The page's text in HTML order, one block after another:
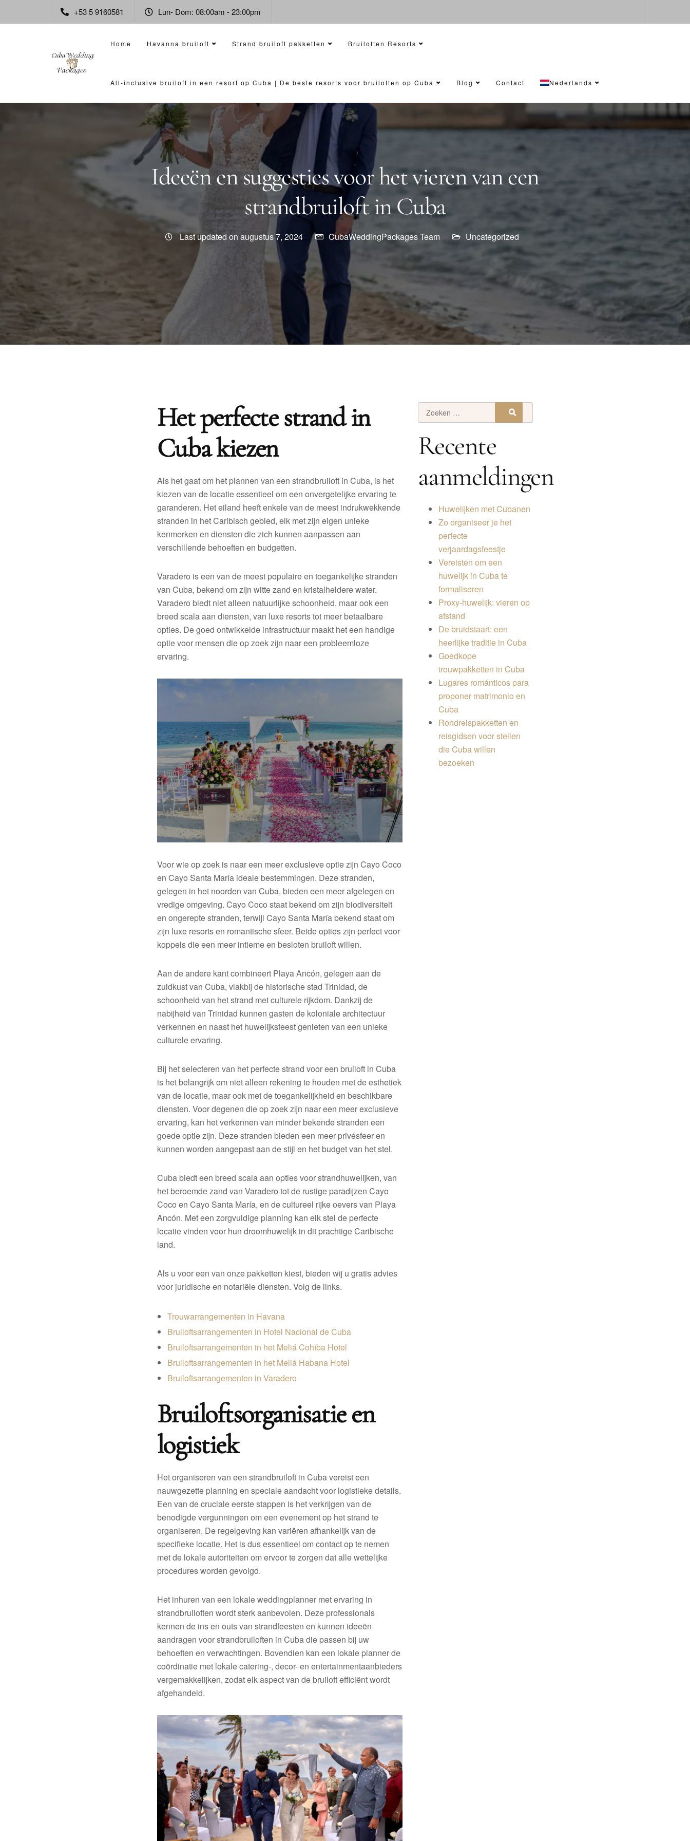
+53 5 9160581 Lun- Dom: 08:00am - 23:00pm
Home Havanna bruiloft Strand bruiloft pakketten Bruiloften Resorts
All-inclusive bruiloft in een resort op Cuba | De beste resorts voor bruiloften op Cuba Blog Contact Nederlands
Ideeën en suggesties voor het vieren van een
strandbruiloft in Cuba
Last updated on augustus 7, 2024 CubaWeddingPackages Team Uncategorized
Het perfecte strand in
Cuba kiezen
Als het gaat om het plannen van een strandbruiloft in Cuba, is het
kiezen van de locatie essentieel om een ​​onvergetelijke ervaring te
garanderen. Het eiland heeft enkele van de meest indrukwekkende
stranden in het Caribisch gebied, elk met zijn eigen unieke
kenmerken en diensten die zich kunnen aanpassen aan
verschillende behoeften en budgetten.
Varadero is een van de meest populaire en toegankelijke stranden
van Cuba, bekend om zijn witte zand en kristalheldere water.
Varadero biedt niet alleen natuurlijke schoonheid, maar ook een
breed scala aan diensten, van luxe resorts tot meer betaalbare
opties. De goed ontwikkelde infrastructuur maakt het een handige
optie voor mensen die op zoek zijn naar een probleemloze
ervaring.
Voor wie op zoek is naar een meer exclusieve optie zijn Cayo Coco
en Cayo Santa María ideale bestemmingen. Deze stranden,
gelegen in het noorden van Cuba, bieden een meer afgelegen en
vredige omgeving. Cayo Coco staat bekend om zijn biodiversiteit
en ongerepte stranden, terwijl Cayo Santa María bekend staat om
zijn luxe resorts en romantische sfeer. Beide opties zijn perfect voor
koppels die een meer intieme en besloten bruiloft willen.
Aan de andere kant combineert Playa Ancón, gelegen aan de
zuidkust van Cuba, vlakbij de historische stad Trinidad, de
schoonheid van het strand met culturele rijkdom. Dankzij de
nabijheid van Trinidad kunnen gasten de koloniale architectuur
verkennen en naast het huwelijksfeest genieten van een unieke
culturele ervaring.
Bij het selecteren van het perfecte strand voor een bruiloft in Cuba
is het belangrijk om niet alleen rekening te houden met de esthetiek
van de locatie, maar ook met de toegankelijkheid en beschikbare
diensten. Voor degenen die op zoek zijn naar een meer exclusieve
ervaring, kan het verkennen van minder bekende stranden een
goede optie zijn. Deze stranden bieden een meer privésfeer en
kunnen worden aangepast aan de stijl en het budget van het stel.
Cuba biedt een breed scala aan opties voor strandhuwelijken, van
het beroemde zand van Varadero tot de rustige paradijzen Cayo
Coco en Cayo Santa María, en de cultureel rijke oevers van Playa
Ancón. Met een zorgvuldige planning kan elk stel de perfecte
locatie vinden voor hun droomhuwelijk in dit prachtige Caribische
land.
Als u voor een van onze pakketten kiest, bieden wij u gratis advies
voor juridische en notariële diensten. Volg de links.
Trouwarrangementen in Havana
Bruiloftsarrangementen in Hotel Nacional de Cuba
Bruiloftsarrangementen in het Meliá Cohíba Hotel
Bruiloftsarrangementen in het Meliá Habana Hotel
Bruiloftsarrangementen in Varadero
Bruiloftsorganisatie en
logistiek
Het organiseren van een strandbruiloft in Cuba vereist een
nauwgezette planning en speciale aandacht voor logistieke details.
Een van de cruciale eerste stappen is het verkrijgen van de
benodigde vergunningen om een ​​evenement op het strand te
organiseren. De regelgeving kan variëren afhankelijk van de
specifieke locatie. Het is dus essentieel om contact op te nemen
met de lokale autoriteiten om ervoor te zorgen dat alle wettelijke
procedures worden gevolgd.
Het inhuren van een lokale weddingplanner met ervaring in
strandbruiloften wordt sterk aanbevolen. Deze professionals
kennen de ins en outs van strandfeesten en kunnen ideeën
aandragen voor strandbruiloften in Cuba die passen bij uw
behoeften en verwachtingen. Bovendien kan een lokale planner de
coördinatie met lokale catering-, decor- en entertainmentaanbieders
vergemakkelijken, zodat elk aspect van de bruiloft efficiënt wordt
afgehandeld.
Recente
aanmeldingen
Huwelijken met Cubanen
Zo organiseer je het
perfecte
verjaardagsfeestje
Vereisten om een ​​
huwelijk in Cuba te
formaliseren
Proxy-huwelijk: vieren op
afstand
De bruidstaart: een
heerlijke traditie in Cuba
Goedkope
trouwpakketten in Cuba
Lugares románticos para
proponer matrimonio en
Cuba
Rondreispakketten en
reisgidsen voor stellen
die Cuba willen
bezoeken